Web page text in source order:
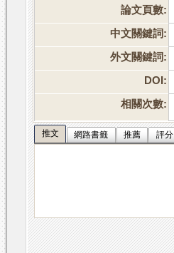
論文頁數:
中文關鍵詞:
外文關鍵詞:
DOI:
相關次數:
推文 網路書籤 推薦 評分